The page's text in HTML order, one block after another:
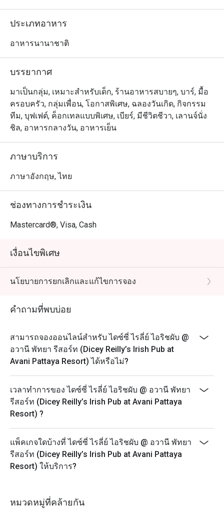
ประเภทอาหาร
อาหารนานาชาติ
บรรยากาศ
มาเป็นกลุ่ม, เหมาะสำหรับเด็ก, ร้านอาหารสบายๆ, บาร์, มื้อ
ครอบครัว, กลุ่มเพื่อน, โอกาสพิเศษ, ฉลองวันเกิด, กิจกรรม
ทีม, บุฟเฟต์, ค็อกเทลแบบพิเศษ, เบียร์, มีชีวิตชีวา, เลานจ์นั่ง
ชิล, อาหารกลางวัน, อาหารเย็น
ภาษาบริการ
ภาษาอังกฤษ, ไทย
ช่องทางการชำระเงิน
Mastercard®, Visa, Cash
เงื่อนไขพิเศษ
นโยบายการยกเลิกและแก้ไขการจอง
คำถามที่พบบ่อย
สามารถจองออนไลน์สำหรับ ไดซ์ซี่ ไรลี่ย์ ไอริชผับ @
อวานี พัทยา รีสอร์ท (Dicey Reilly’s Irish Pub at
Avani Pattaya Resort) ได้หรือไม่?
เวลาทำการของ ไดซ์ซี่ ไรลี่ย์ ไอริชผับ @ อวานี พัทยา
รีสอร์ท (Dicey Reilly’s Irish Pub at Avani Pattaya
Resort) ?
แพ็คเกจใดบ้างที่ ไดซ์ซี่ ไรลี่ย์ ไอริชผับ @ อวานี พัทยา
รีสอร์ท (Dicey Reilly’s Irish Pub at Avani Pattaya
Resort) ให้บริการ?
หมวดหมู่ที่คล้ายกัน